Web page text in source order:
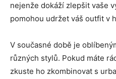
nejenže dokáží zlepšit vaše
pomohou udržet váš outfit v
V současné době je
různých stylů. Pokud máte
zkuste ho zkombinovat s